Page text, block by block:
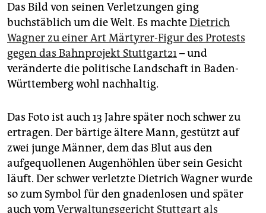
genossenschaft
epaper login
Das Bild von seinen Verletzungen ging
buchstäblich um die Welt. Es machteDietrich
Wagner zu einer Art Märtyrer-Figur des Protests
gegen das Bahnprojekt Stuttgart21– und
veränderte die politische Landschaft in Baden-
Württemberg wohl nachhaltig.
Das Foto ist auch 13 Jahre später noch schwer zu
ertragen. Der bärtige ältere Mann, gestützt auf
zwei junge Männer, dem das Blut aus den
aufgequollenen Augenhöhlen über sein Gesicht
läuft. Der schwer verletzte Dietrich Wagner wurde
so zum Symbol für den gnadenlosen und später
auch vomVerwaltungsgericht Stuttgart als